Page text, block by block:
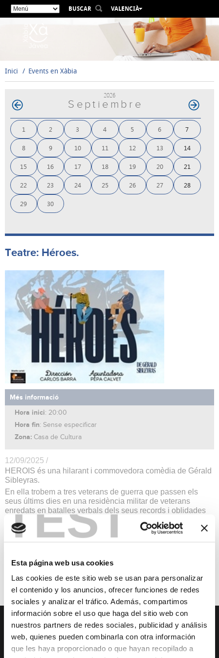
TEST
Esta página web usa cookies
Las cookies de este sitio web se usan para personalizar
el contenido y los anuncios, ofrecer funciones de redes
sociales y analizar el tráfico. Además, compartimos
información sobre el uso que haga del sitio web con
nuestros partners de redes sociales, publicidad y análisis
web, quienes pueden combinarla con otra información
que les haya proporcionado o que hayan recopilado a
BUSCAR
VALENCIÀ
ESPAÑOL
ENGLISH
FRANÇAIS
Inici Events en Xàbia
2026
Septiembre
1 2 3 4 5 6 7
8 9 10 11 12 13 14
15 16 17 18 19 20 21
22 23 24 25 26 27 28
29 30
Teatre: Héroes.
Més informació
Hora inici: 20:00
Hora fin: Sense especificar
Zona: Casa de Cultura
12/09/2025 /
HEROIS és una hilarant i commovedora comèdia de Gérald
Sibleyras.
En ella trobem a tres veterans de guerra que passen els
seus últims dies en una residència militar de veterans
enredats en batalles verbals dels seus records i oblidades
campanyes militars, criticant a la germana sor Inés i
reflexionant sobre les seues vides.
A càrrec de: Grup de Teatre Comissió d’Arts Escèniques de
Obra en castellà.
Teatre Preu Donatiu 5€ a favor de TAPIS.
DESCOBRIX XÀBIA QUÈ FER